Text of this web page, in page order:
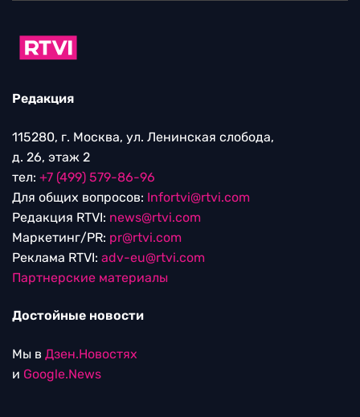
Редакция
115280, г. Москва, ул. Ленинская слобода,
д. 26, этаж 2
тел: +7 (499) 579-86-96
Для общих вопросов: Infortvi@rtvi.com
Редакция RTVI: news@rtvi.com
Маркетинг/PR: pr@rtvi.com
Реклама RTVI: adv-eu@rtvi.com
Партнерские материалы
Достойные новости
Мы в Дзен.Новостях
и Google.News